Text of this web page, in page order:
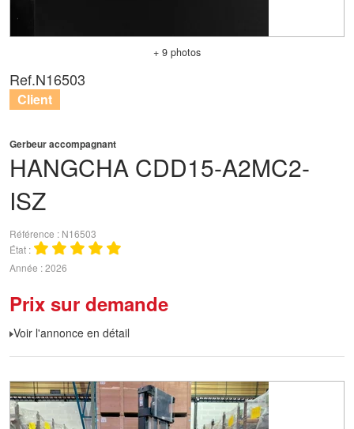
+ 9 photos
HANGCHA CDD15-A2MC2-
ISZ
Gerbeur accompagnant
Référence
N16503
État
Année 2026
Prix sur demande
Voir l'annonce en détail
Ref.N16503
Client